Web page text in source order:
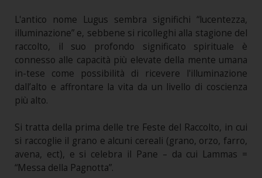
L'antico nome Lugus sembra significhi “lucentezza,
illuminazione” e, sebbene si ricolleghi alla stagione del
raccolto, il suo profondo significato spirituale è
connesso alle capacità più elevate della mente umana
in-tese come possibilità di ricevere l'illuminazione
dall’alto e affrontare la vita da un livello di coscienza
più alto.
Si tratta della prima delle tre Feste del Raccolto, in cui
si raccoglie il grano e alcuni cereali (grano, orzo, farro,
avena, ect), e si celebra il Pane – da cui Lammas =
“Messa della Pagnotta”.